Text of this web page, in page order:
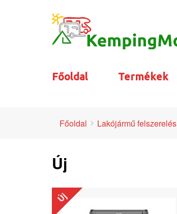
Főoldal Termékek
Főoldal Lakójármű felszerelés
Új
Új